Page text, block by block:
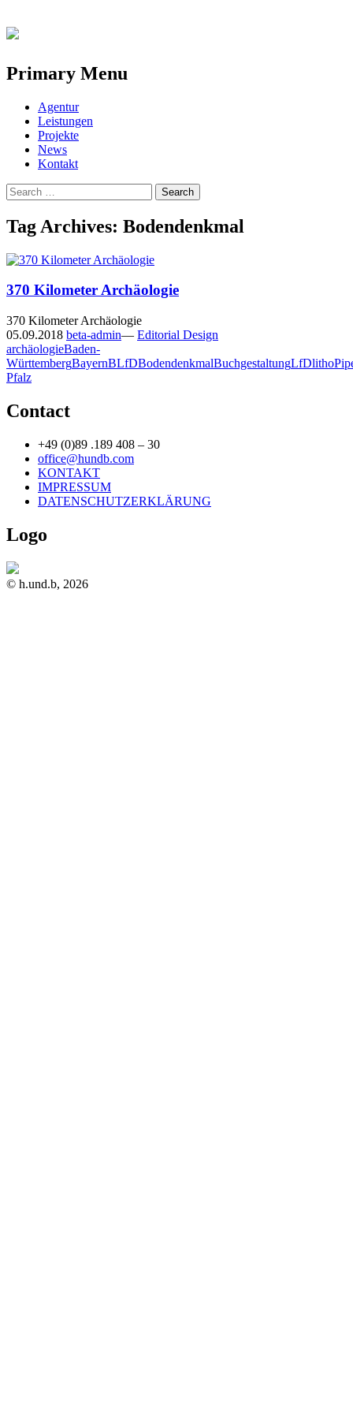
Primary Menu
Skip
content
Agentur
Leistungen
Projekte
News
Kontakt
Search
for:
Tag Archives: Bodendenkmal
370 Kilometer Archäologie
370 Kilometer Archäologie
05.09.2018 beta-admin— Editorial Design
archäologieBaden-
WürttembergBayernBLfDBodendenkmalBuchgestaltungLfDlitho
Pfalz
Contact
+49 (0)89 .189 408 – 30
office@hundb.com
KONTAKT
IMPRESSUM
DATENSCHUTZERKLÄRUNG
Logo
© h.und.b, 2026